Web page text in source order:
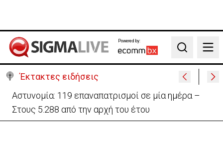
Powered by:
Search
Έκτακτες ειδήσεις
Θέλει να ξαναζωντανέψει την «Corner» o
Προύντζος - «Πληγώνει τις αναμνήσεις»